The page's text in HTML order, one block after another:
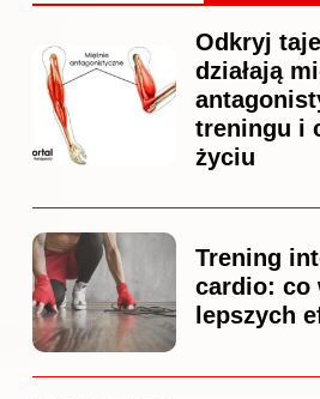
Odkryj
działają
treningu i
życiu
Trening
cardio: co
lepszych